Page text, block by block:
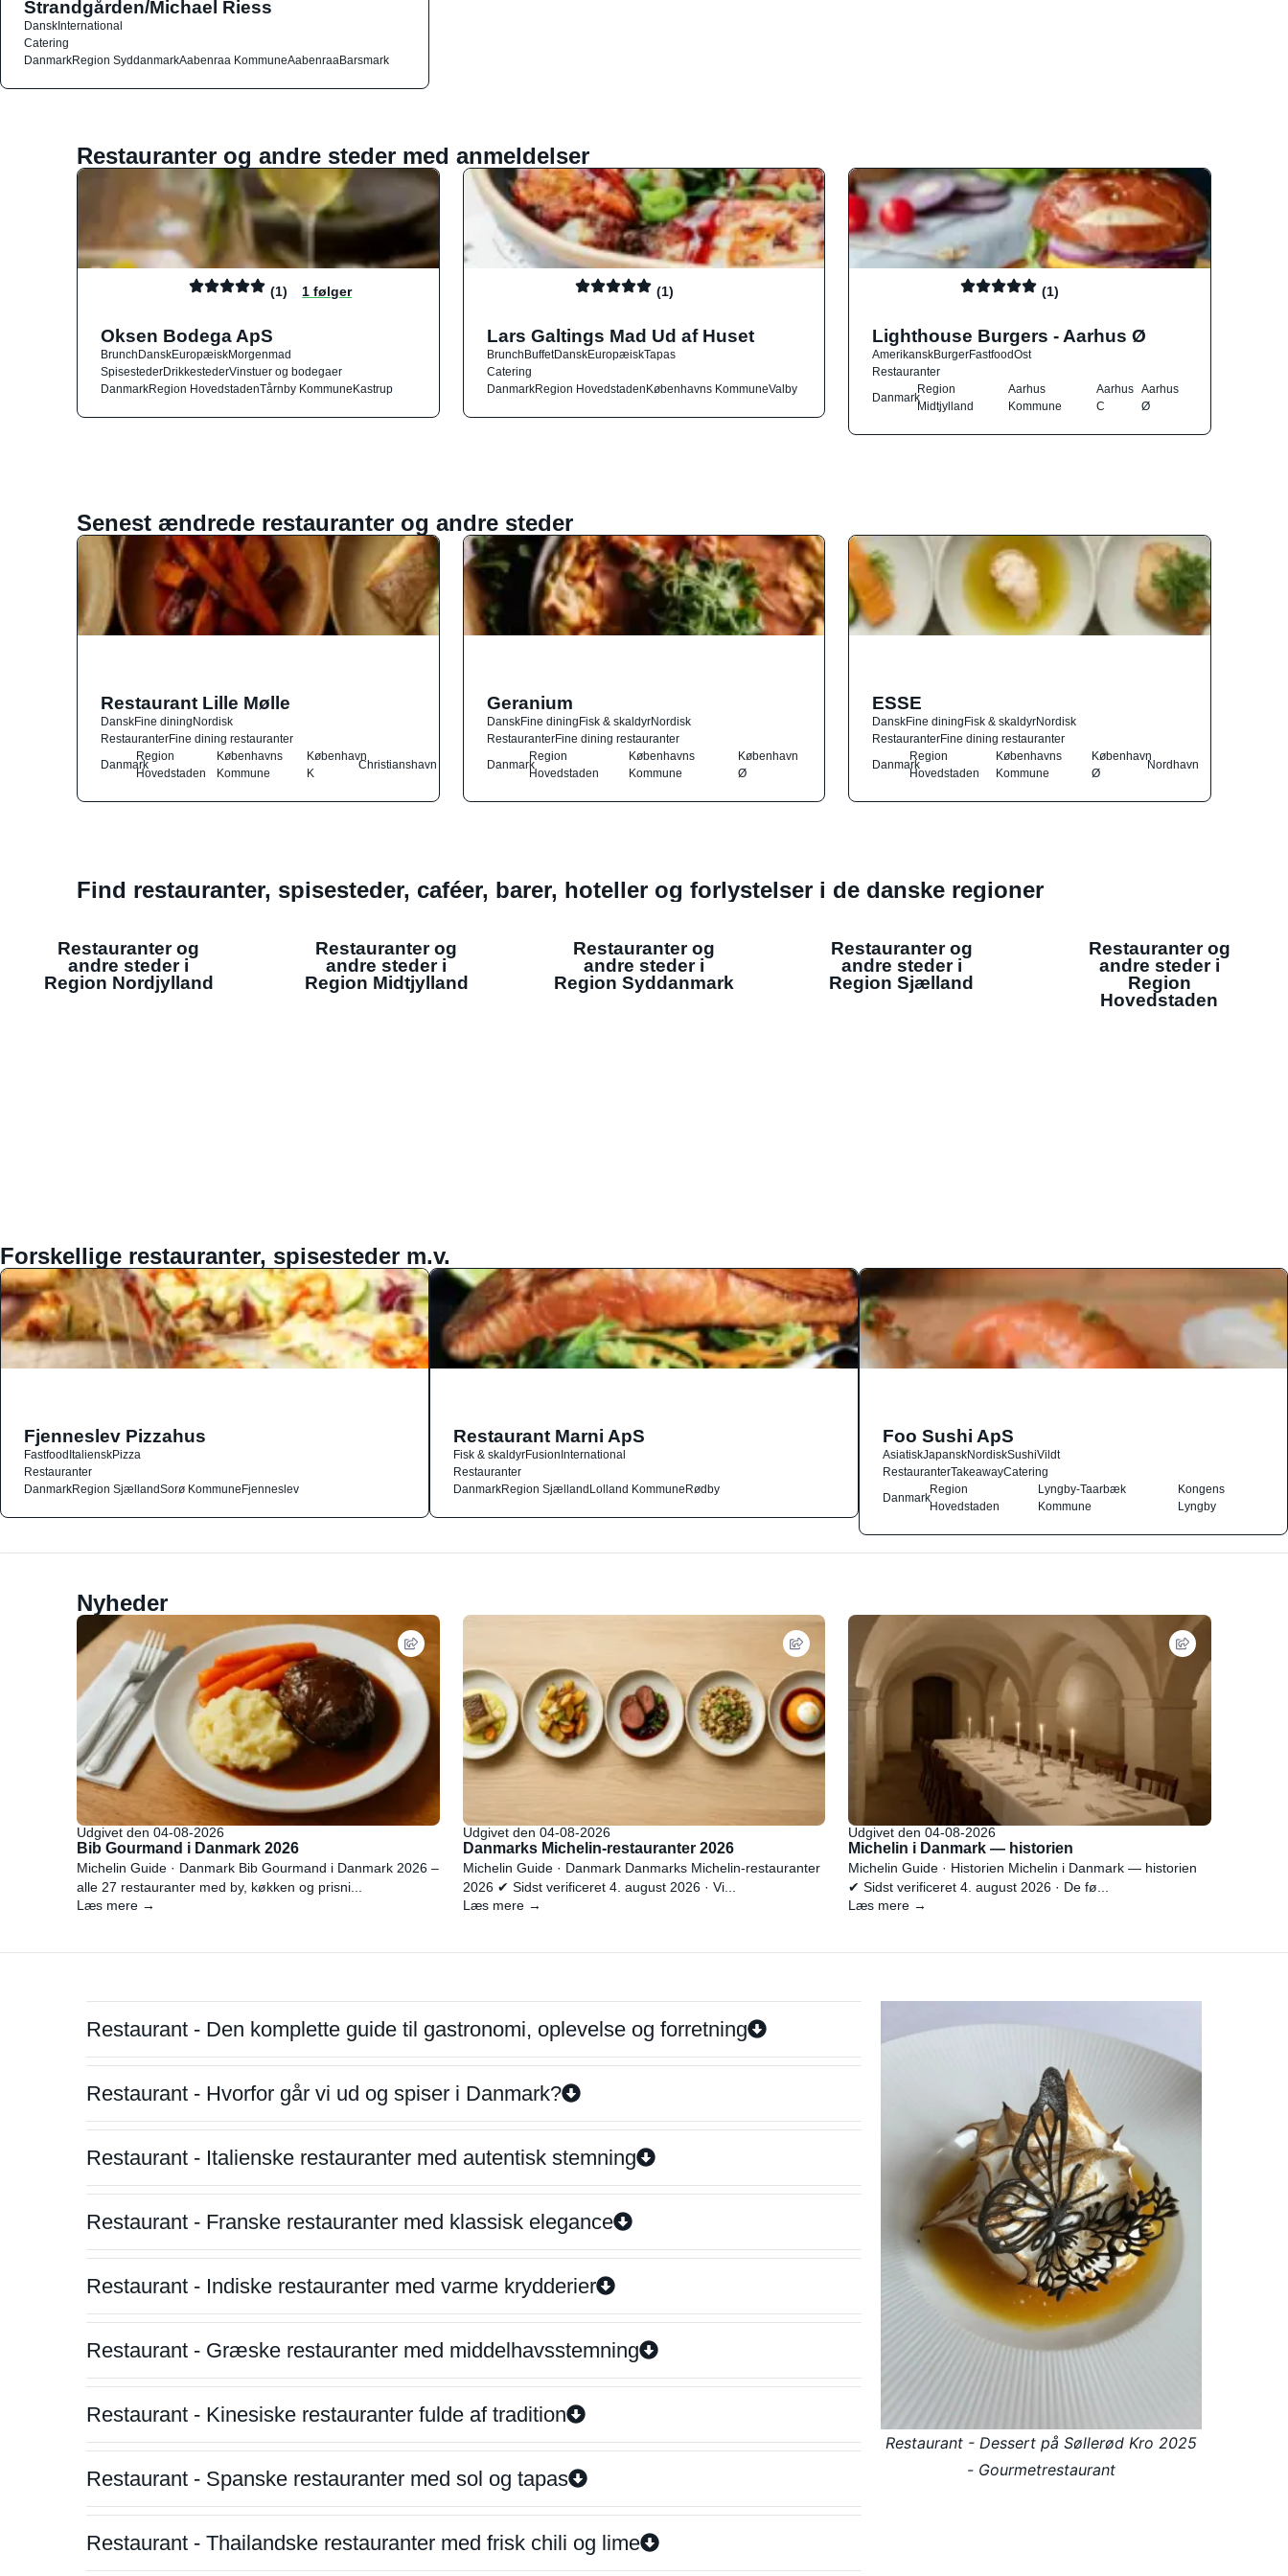
Strandgården/Michael Riess
DanskInternational
Catering
DanmarkRegion SyddanmarkAabenraa KommuneAabenraaBarsmark
Restauranter og andre steder med anmeldelser
(1) 1 følger
Oksen Bodega ApS
BrunchDanskEuropæiskMorgenmad
SpisestederDrikkestederVinstuer og bodegaer
DanmarkRegion HovedstadenTårnby KommuneKastrup
(1)
Lars Galtings Mad Ud af Huset
BrunchBuffetDanskEuropæiskTapas
Catering
DanmarkRegion HovedstadenKøbenhavns KommuneValby
(1)
Lighthouse Burgers - Aarhus Ø
AmerikanskBurgerFastfoodOst
Restauranter
Danmark
Region
Midtjylland
Aarhus
Kommune
Aarhus
C
Aarhus
Ø
Senest ændrede restauranter og andre steder
Restaurant Lille Mølle
DanskFine diningNordisk
RestauranterFine dining restauranter
Danmark
Region
Hovedstaden
Københavns
Kommune
København
K
Christianshavn
Geranium
DanskFine diningFisk & skaldyrNordisk
RestauranterFine dining restauranter
Danmark
Region
Hovedstaden
Københavns
Kommune
København
Ø
ESSE
DanskFine diningFisk & skaldyrNordisk
RestauranterFine dining restauranter
Danmark
Region
Hovedstaden
Københavns
Kommune
København
Ø
Nordhavn
Find restauranter, spisesteder, caféer, barer, hoteller og forlystelser i de danske regioner
Restauranter og
andre steder i
Region Nordjylland
Restauranter og
andre steder i
Region Midtjylland
Restauranter og
andre steder i
Region Syddanmark
Restauranter og
andre steder i
Region Sjælland
Restauranter og
andre steder i
Region
Hovedstaden
Forskellige restauranter, spisesteder m.v.
Fjenneslev Pizzahus
FastfoodItalienskPizza
Restauranter
DanmarkRegion SjællandSorø KommuneFjenneslev
Restaurant Marni ApS
Fisk & skaldyrFusionInternational
Restauranter
DanmarkRegion SjællandLolland KommuneRødby
Foo Sushi ApS
AsiatiskJapanskNordiskSushiVildt
RestauranterTakeawayCatering
Danmark
Region
Hovedstaden
Lyngby-Taarbæk
Kommune
Kongens
Lyngby
Nyheder
Udgivet den 04-08-2026
Bib Gourmand i Danmark 2026
Michelin Guide · Danmark Bib Gourmand i Danmark 2026 –
alle 27 restauranter med by, køkken og prisni...
Læs mere →
Udgivet den 04-08-2026
Danmarks Michelin-restauranter 2026
Michelin Guide · Danmark Danmarks Michelin-restauranter
2026 ✔ Sidst verificeret 4. august 2026 · Vi...
Læs mere →
Udgivet den 04-08-2026
Michelin i Danmark — historien
Michelin Guide · Historien Michelin i Danmark — historien
✔ Sidst verificeret 4. august 2026 · De fø...
Læs mere →
Restaurant - Den komplette guide til gastronomi, oplevelse og forretning
Restaurant - Hvorfor går vi ud og spiser i Danmark?
Restaurant - Italienske restauranter med autentisk stemning
Restaurant - Franske restauranter med klassisk elegance
Restaurant - Indiske restauranter med varme krydderier
Restaurant - Græske restauranter med middelhavsstemning
Restaurant - Kinesiske restauranter fulde af tradition
Restaurant - Spanske restauranter med sol og tapas
Restaurant - Thailandske restauranter med frisk chili og lime
Restaurant - Dessert på Søllerød Kro 2025
- Gourmetrestaurant